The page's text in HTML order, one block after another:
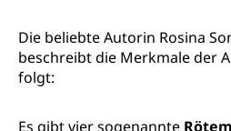
Die beliebte Autorin Rosina
beschreibt die Merkmale der
folgt:
Es gibt vier sogenannte